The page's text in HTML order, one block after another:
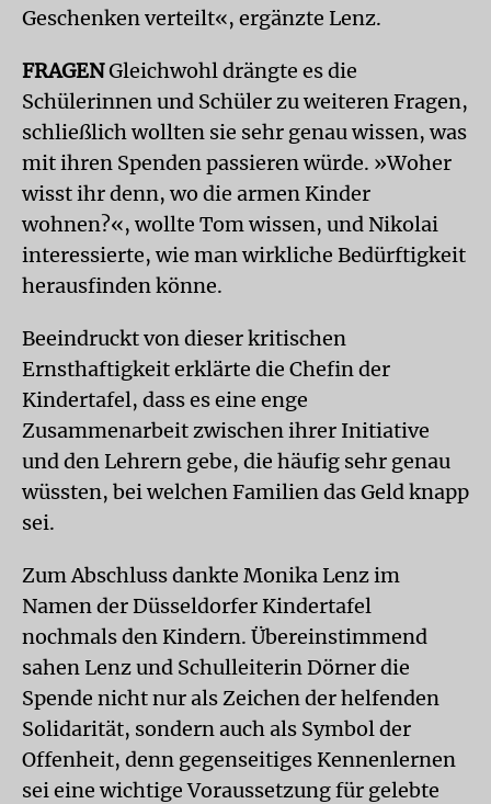
Geschenken verteilt«, ergänzte Lenz.
FRAGENGleichwohl drängte es die
Schülerinnen und Schüler zu weiteren Fragen,
schließlich wollten sie sehr genau wissen, was
mit ihren Spenden passieren würde. »Woher
wisst ihr denn, wo die armen Kinder
wohnen?«, wollte Tom wissen, und Nikolai
interessierte, wie man wirkliche Bedürftigkeit
herausfinden könne.
Beeindruckt von dieser kritischen
Ernsthaftigkeit erklärte die Chefin der
Kindertafel, dass es eine enge
Zusammenarbeit zwischen ihrer Initiative
und den Lehrern gebe, die häufig sehr genau
wüssten, bei welchen Familien das Geld knapp
sei.
Zum Abschluss dankte Monika Lenz im
Namen der Düsseldorfer Kindertafel
nochmals den Kindern. Übereinstimmend
sahen Lenz und Schulleiterin Dörner die
Spende nicht nur als Zeichen der helfenden
Solidarität, sondern auch als Symbol der
Offenheit, denn gegenseitiges Kennenlernen
sei eine wichtige Voraussetzung für gelebte